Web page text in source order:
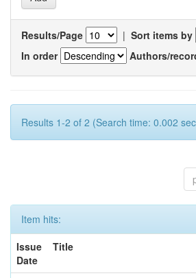
Results/Page | Sort items by
In order
Authors/
Results 1-2 of 2 (Search time: 0.002
Item hits:
Issue
Date
Title